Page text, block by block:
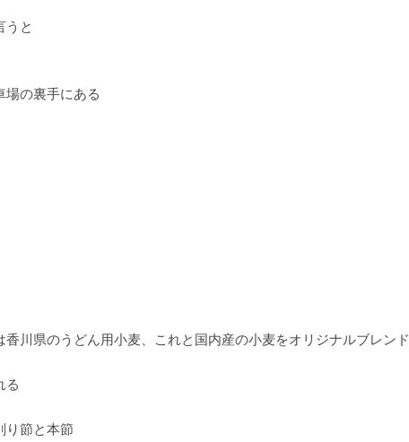
うと
場の裏手にある
県のうどん用小麦、これと国内産の小麦をオリジナルブレンド
る
り節と本節